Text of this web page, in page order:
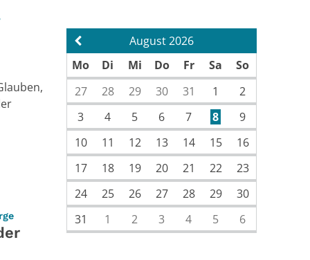
Vorherige Seite
August 2026
Mo
Di Mi Do Fr Sa
So
27
28 29 30 31 1
2
3
4 5 6 7 8
9
10
11 12 13 14 15
16
17
18 19 20 21 22
23
24
25 26 27 28 29
30
31
1 2 3 4 5 6